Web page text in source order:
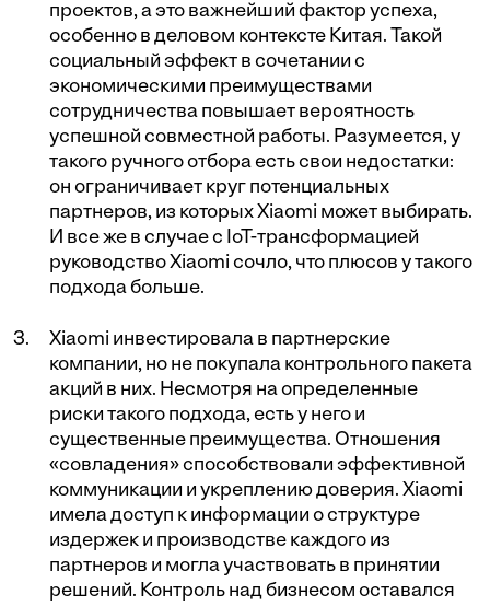
проектов, а это важнейший фактор успеха,
особенно в деловом контексте Китая. Такой
социальный эффект в сочетании с
экономическими преимуществами
сотрудничества повышает вероятность
успешной совместной работы. Разумеется, у
такого ручного отбора есть свои недостатки:
он ограничивает круг потенциальных
партнеров, из которых Xiaomi может выбирать.
И все же в случае с IoT-трансформацией
руководство Xiaomi сочло, что плюсов у такого
подхода больше.
Xiaomi инвестировала в партнерские
компании, но не покупала контрольного пакета
акций в них. Несмотря на определенные
риски такого подхода, есть у него и
существенные преимущества. Отношения
«совладения» способствовали эффективной
коммуникации и укреплению доверия. Xiaomi
имела доступ к информации о структуре
издержек и производстве каждого из
партнеров и могла участвовать в принятии
решений. Контроль над бизнесом оставался